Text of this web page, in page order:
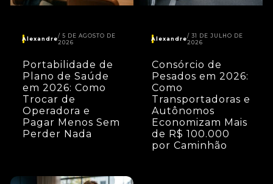
Portabilidade de
Plano de Saúde
em 2026: Como
Trocar de
Operadora e
Pagar Menos Sem
Perder Nada
Alexandre 5 DE AGOSTO DE
2026
Consórcio de
Pesados em 2026:
Como
Transportadoras e
Autônomos
Economizam Mais
de R$ 100.000
por Caminhão
Alexandre 31 DE JULHO DE
2026